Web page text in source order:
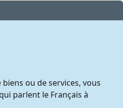
ou de services, vous
parlent le Français à